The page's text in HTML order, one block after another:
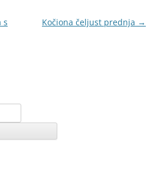
s
Kočiona čeljust prednja →